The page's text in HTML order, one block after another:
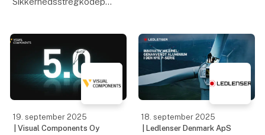
PROFIsafe-
grænseflade. Dette gør
sikkerhedsfunktioner
særligt nemme at
implementere.
RSL 200
sikkerhedslaserscanner
fra Leuze beskytter
maskiner, AGV´er og
robotter. Takket være
dens minimale
19. september 2025
| Visual Components Oy
18. september 2025
| Ledlenser Denmark ApS